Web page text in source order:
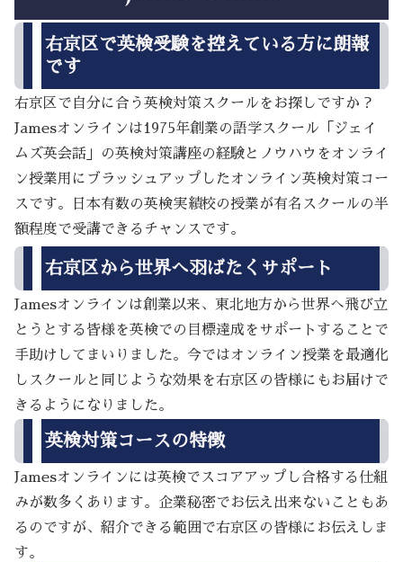
右京区で英検受験を控えている方に朗報
です
右京区で自分に合う英検対策スクールをお探しですか？
Jamesオンラインは1975年創業の語学スクール「ジェイ
ムズ英会話」の英検対策講座の経験とノウハウをオンライ
ン授業用にブラッシュアップしたオンライン英検対策コー
スです。日本有数の英検実績校の授業が有名スクールの半
額程度で受講できるチャンスです。
右京区から世界へ羽ばたくサポート
Jamesオンラインは創業以来、東北地方から世界へ飛び立
とうとする皆様を英検での目標達成をサポートすることで
手助けしてまいりました。今ではオンライン授業を最適化
しスクールと同じような効果を右京区の皆様にもお届けで
きるようになりました。
英検対策コースの特徴
Jamesオンラインには英検でスコアアップし合格する仕組
みが数多くあります。企業秘密でお伝え出来ないこともあ
るのですが、紹介できる範囲で右京区の皆様にお伝えしま
す。